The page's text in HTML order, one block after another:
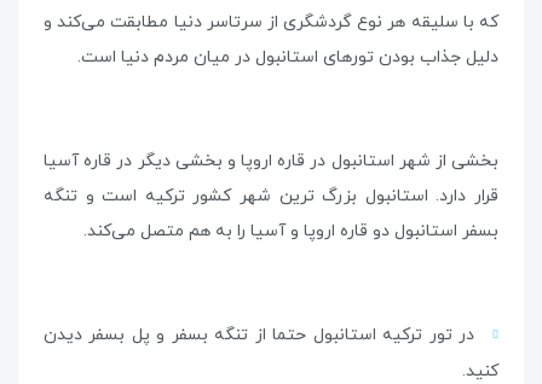
که با سلیقه هر نوع گردشگری از سرتاسر دنیا مطابقت می‌کند و
دلیل جذاب بودن تورهای استانبول در میان مردم دنیا است.
بخشی از شهر استانبول در قاره اروپا و بخشی دیگر در قاره آسیا
قرار دارد. استانبول بزرگ ترین شهر کشور ترکیه است و تنگه
بسفر استانبول دو قاره اروپا و آسیا را به هم متصل می‌کند.
در تور ترکیه استانبول حتما از تنگه بسفر و پل بسفر دیدن
کنید.